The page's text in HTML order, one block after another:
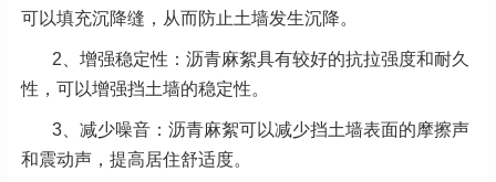
可以填充沉降缝，从而防止土墙发生沉降。
2、增强稳定性：沥青麻絮具有较好的抗拉强度和耐久
性，可以增强挡土墙的稳定性。
3、减少噪音：沥青麻絮可以减少挡土墙表面的摩擦声
和震动声，提高居住舒适度。